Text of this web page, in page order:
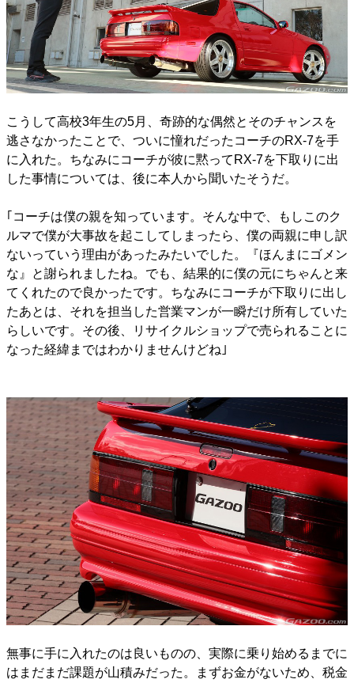
こうして高校3年生の5月、奇跡的な偶然とそのチャンスを
逃さなかったことで、ついに憧れだったコーチのRX-7を手
に入れた。ちなみにコーチが彼に黙ってRX-7を下取りに出
した事情については、後に本人から聞いたそうだ。
｢コーチは僕の親を知っています。そんな中で、もしこのク
ルマで僕が大事故を起こしてしまったら、僕の両親に申し訳
ないっていう理由があったみたいでした。『ほんまにゴメン
な』と謝られましたね。でも、結果的に僕の元にちゃんと来
てくれたので良かったです。ちなみにコーチが下取りに出し
たあとは、それを担当した営業マンが一瞬だけ所有していた
らしいです。その後、リサイクルショップで売られることに
なった経緯まではわかりませんけどね｣
無事に手に入れたのは良いものの、実際に乗り始めるまでに
はまだまだ課題が山積みだった。まずお金がないため、税金